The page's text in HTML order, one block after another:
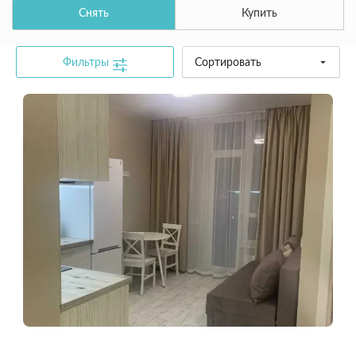
Снять Купить
Фильтры Сортировать